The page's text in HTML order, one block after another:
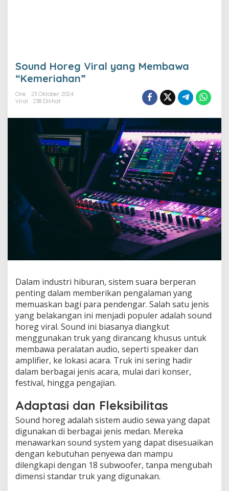
Sound Horeg Viral yang Membawa
“Kemeriahan”
One
23 Oktober 2024
Viral
238 Dilihat
Dalam industri hiburan, sistem suara berperan
penting dalam memberikan pengalaman yang
memuaskan bagi para pendengar. Salah satu jenis
yang belakangan ini menjadi populer adalah sound
horeg viral. Sound ini biasanya diangkut
menggunakan truk yang dirancang khusus untuk
membawa peralatan audio, seperti speaker dan
amplifier, ke lokasi acara. Truk ini sering hadir
dalam berbagai jenis acara, mulai dari konser,
festival, hingga pengajian.
Adaptasi dan Fleksibilitas
Sound horeg adalah sistem audio sewa yang dapat
digunakan di berbagai jenis medan. Mereka
menawarkan sound system yang dapat disesuaikan
dengan kebutuhan penyewa dan mampu
dilengkapi dengan 18 subwoofer, tanpa mengubah
dimensi standar truk yang digunakan.